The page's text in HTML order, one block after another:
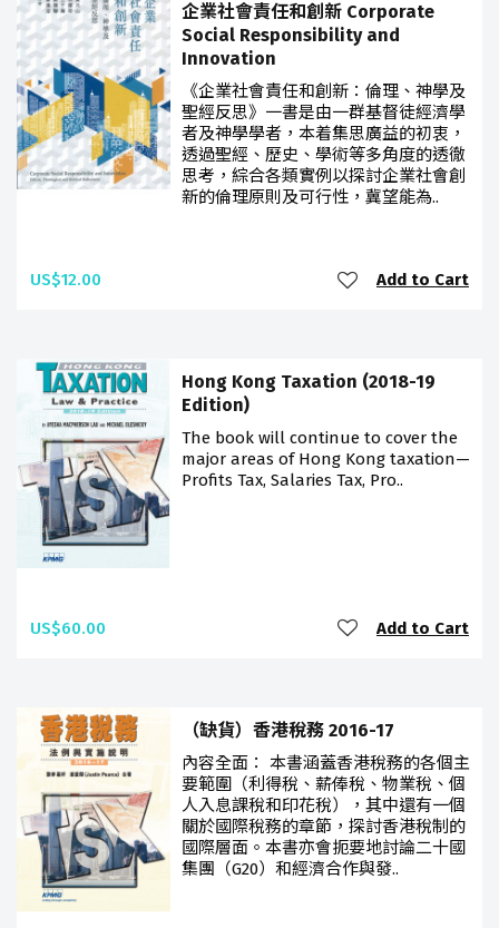
企業社會責任和創新 Corporate
Social Responsibility and
Innovation
《企業社會責任和創新：倫理、神學及
聖經反思》一書是由一群基督徒經濟學
者及神學學者，本着集思廣益的初衷，
透過聖經、歷史、學術等多角度的透徹
思考，綜合各類實例以探討企業社會創
新的倫理原則及可行性，冀望能為..
US$12.00 Add to Cart
Hong Kong Taxation (2018-19
Edition)
The book will continue to cover the
major areas of Hong Kong taxation—
Profits Tax, Salaries Tax, Pro..
US$60.00 Add to Cart
（缺貨）香港稅務 2016-17
內容全面： 本書涵蓋香港稅務的各個主
要範圍（利得稅、薪俸稅、物業稅、個
人入息課稅和印花稅），其中還有一個
關於國際稅務的章節，探討香港稅制的
國際層面。本書亦會扼要地討論二十國
集團（G20）和經濟合作與發..